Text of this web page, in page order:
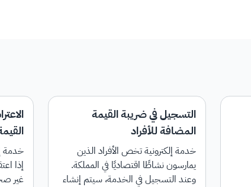
التسجيل في ضريبة القيمة
المضافة للأفراد
خدمة إلكترونية تخص الأفراد الذين
يمارسون نشاطًا اقتصاديًا في المملكة.
وعند التسجيل في الخدمة، سيتم إنشاء
خدمة
إذا
غير